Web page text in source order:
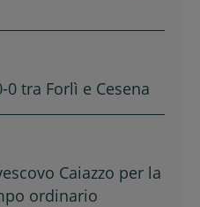
0 tra Forlì e Cesena
Caiazzo per la
ordinario